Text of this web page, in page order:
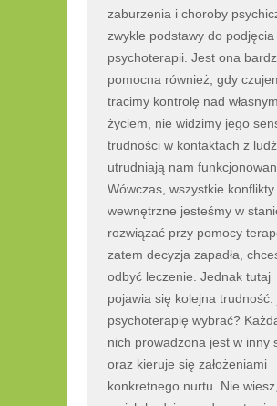
zaburzenia i choroby
zwykle podstawy do podjęcia
psychoterapii. Jest ona
pomocna również, gdy
tracimy kontrolę nad własnym
życiem, nie widzimy jego
trudności w kontaktach z
utrudniają nam
Wówczas, wszystkie konflikty
wewnętrzne jesteśmy w
rozwiązać przy pomocy
zatem decyzja zapadła,
odbyć leczenie. Jednak tutaj
pojawia się kolejna trudność:
psychoterapię wybrać?
nich prowadzona jest w inny
oraz kieruje się założeniami
konkretnego nurtu. Nie